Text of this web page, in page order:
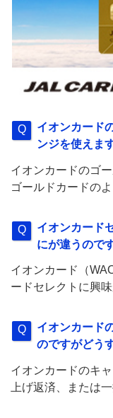
イオンカード
ンジを使えま
イオンカードのゴ
ゴールドカードの
イオンカード
にが違うので
イオンカード（
ードセレクトに興
イオンカード
のですがどう
イオンカードのキ
上げ返済、または